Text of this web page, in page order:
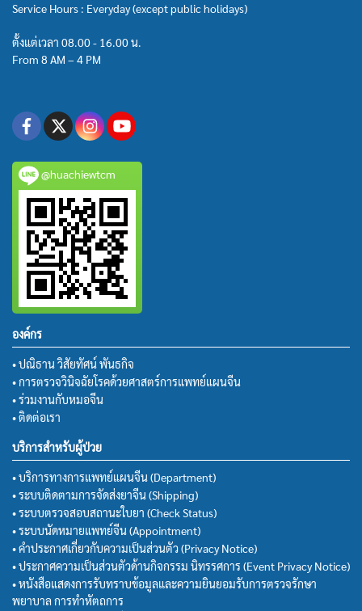
Service Hours : Everyday (except public holidays)
ตั้งแต่เวลา 08.00 - 16.00 น.
From 8 AM – 4 PM
@huachiewtcm
องค์กร
• ปณิธาน วิสัยทัศน์ พันธกิจ
• การตรวจวินิจฉัยโรคด้วยศาสตร์การแพทย์แผนจีน
• ร่วมงานกับหมอจีน
• ติดต่อเรา
บริการสำหรับผู้ป่วย
• บริการทางการแพทย์แผนจีน (Department)
• ระบบติดตามการจัดส่งยาจีน (Shipping)
• ระบบตรวจสอบสถานะใบยา (Check Status)
• ระบบนัดหมายแพทย์จีน (Appointment)
• คำประกาศเกี่ยวกับความเป็นส่วนตัว (Privacy Notice)
• ประกาศความเป็นส่วนตัวด้านกิจกรรม นิทรรศการ (Event Privacy Notice)
• หนังสือแสดงการรับทราบข้อมูลและความยินยอมรับการตรวจรักษา
พยาบาล การทำหัตถการ